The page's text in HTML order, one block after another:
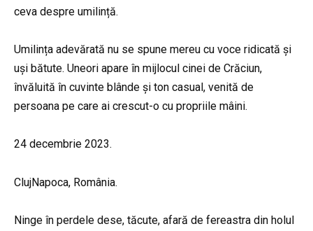
ceva despre umilință.
Umilința adevărată nu se spune mereu cu voce ridicată și
uși bătute. Uneori apare în mijlocul cinei de Crăciun,
învăluită în cuvinte blânde și ton casual, venită de
persoana pe care ai crescut-o cu propriile mâini.
24 decembrie 2023.
ClujNapoca, România.
Ninge în perdele dese, tăcute, afară de fereastra din holul